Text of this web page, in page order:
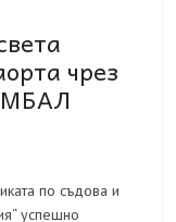
чрез
по съдова и
успешно